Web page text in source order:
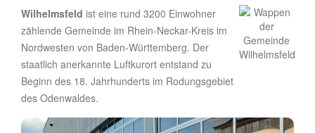
Wilhelmsfeld ist eine rund 3200 Einwohner
zählende Gemeinde im Rhein-Neckar-Kreis im
Nordwesten von Baden-Württemberg. Der
staatlich anerkannte Luftkurort entstand zu
Beginn des 18. Jahrhunderts im Rodungsgebiet
des Odenwaldes.